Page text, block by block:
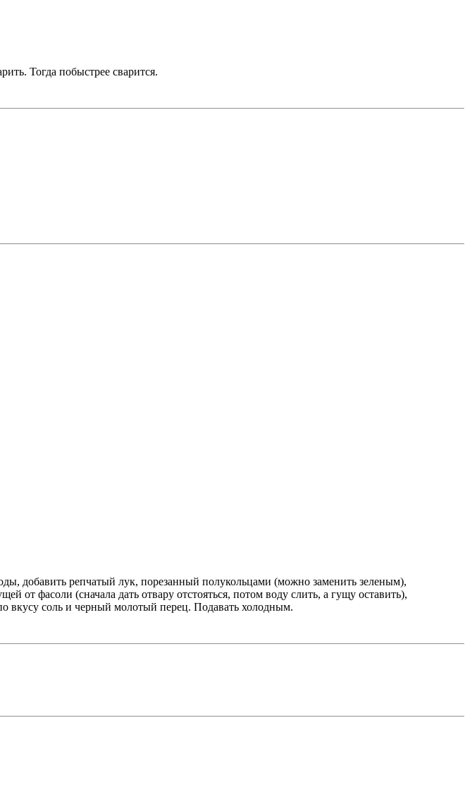
Тогда побыстрее сварится.
добавить репчатый лук, порезанный полукольцами (можно заменить зеленым),
от фасоли (сначала дать отвару отстояться, потом воду слить, а гущу оставить),
вкусу соль и черный молотый перец. Подавать холодным.